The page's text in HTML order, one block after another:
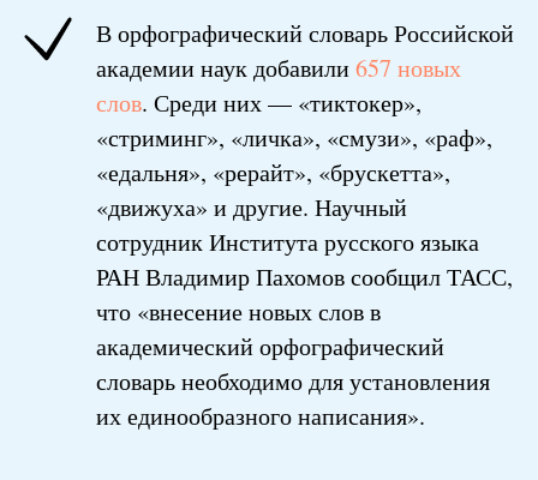
В орфографический словарь Российской
академии наук добавили657 новых
слов. Среди них — «тиктокер»,
«стриминг», «личка», «смузи», «раф»,
«едальня», «рерайт», «брускетта»,
«движуха» и другие. Научный
сотрудник Института русского языка
РАН Владимир Пахомов сообщил ТАСС,
что «внесение новых слов в
академический орфографический
словарь необходимо для установления
их единообразного написания».